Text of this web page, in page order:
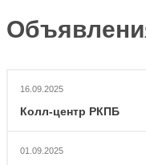
16.09.2025
Колл-центр РКПБ
01.09.2025